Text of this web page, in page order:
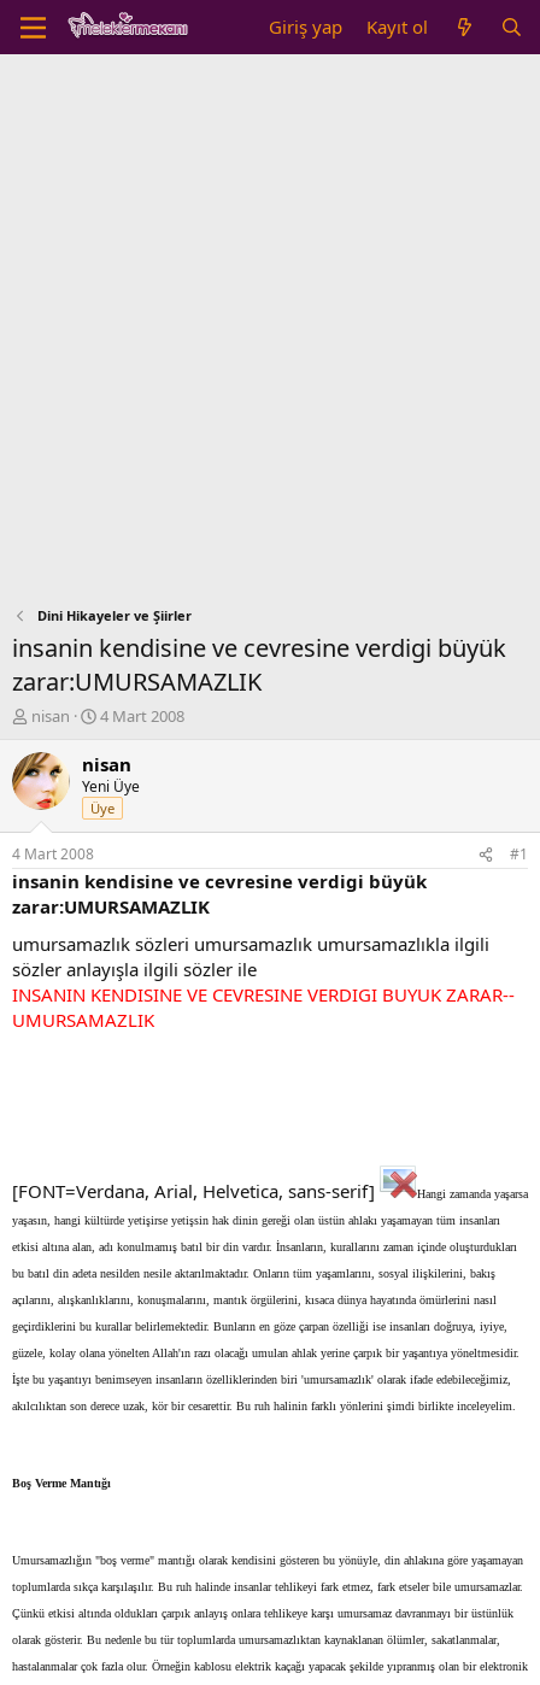
Giriş yap Kayıt ol
Dini Hikayeler ve Şiirler
insanin kendisine ve cevresine verdigi büyük
zarar:UMURSAMAZLIK
K
n
b
u
y
u
b
a
ş
a
t
a
n
nisan
B
ş
l
a
n
ı
ç
t
r
i
h
i
4 Mart 2008
nisan
Yeni Üye
Üye
4 Mart 2008 #1
insanin kendisine ve cevresine verdigi büyük
zarar:UMURSAMAZLIK
umursamazlık sözleri umursamazlık umursamazlıkla ilgili
sözler anlayışla ilgili sözler ile
INSANIN KENDISINE VE CEVRESINE VERDIGI BUYUK ZARAR--
UMURSAMAZLIK
[FONT=Verdana, Arial, Helvetica, sans-serif]
Hangi zamanda yaşarsa
yaşasın, hangi kültürde yetişirse yetişsin hak dinin gereği olan üstün ahlakı yaşamayan tüm insanları
etkisi altına alan, adı konulmamış batıl bir din vardır. İnsanların, kurallarını zaman içinde oluşturdukları
bu batıl din adeta nesilden nesile aktarılmaktadır. Onların tüm yaşamlarını, sosyal ilişkilerini, bakış
açılarını, alışkanlıklarını, konuşmalarını, mantık örgülerini, kısaca dünya hayatında ömürlerini nasıl
geçirdiklerini bu kurallar belirlemektedir. Bunların en göze çarpan özelliği ise insanları doğruya, iyiye,
güzele, kolay olana yönelten Allah'ın razı olacağı umulan ahlak yerine çarpık bir yaşantıya yöneltmesidir.
İşte bu yaşantıyı benimseyen insanların özelliklerinden biri 'umursamazlık' olarak ifade edebileceğimiz,
akılcılıktan son derece uzak, kör bir cesarettir. Bu ruh halinin farklı yönlerini şimdi birlikte inceleyelim.
Boş Verme Mantığı
Umursamazlığın "boş verme" mantığı olarak kendisini gösteren bu yönüyle, din ahlakına göre yaşamayan
toplumlarda sıkça karşılaşılır. Bu ruh halinde insanlar tehlikeyi fark etmez, fark etseler bile umursamazlar.
Çünkü etkisi altında oldukları çarpık anlayış onlara tehlikeye karşı umursamaz davranmayı bir üstünlük
olarak gösterir. Bu nedenle bu tür toplumlarda umursamazlıktan kaynaklanan ölümler, sakatlanmalar,
hastalanmalar çok fazla olur. Örneğin kablosu elektrik kaçağı yapacak şekilde yıpranmış olan bir elektronik